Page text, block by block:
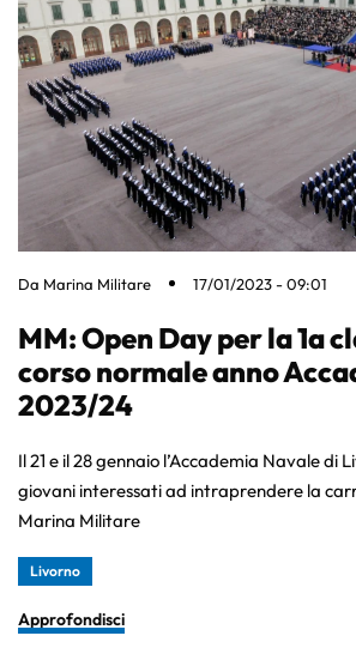
Da Marina Militare 17/01/2023 - 09:01
MM: Open Day per la 1a
corso normale anno
2023/24
Il 21 e il 28 gennaio l’Accademia Navale di
giovani interessati ad intraprendere la
Marina Militare
Livorno
Approfondisci